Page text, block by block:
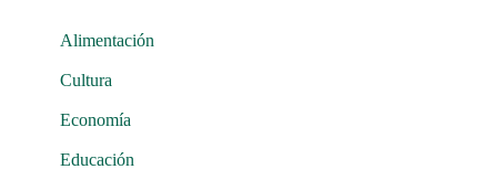
Alimentación
Cultura
Economía
Educación